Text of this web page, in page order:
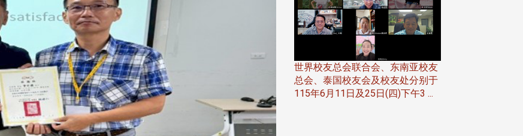
台中市校友会于115年6月24日
(三)举办拜会台中市政府活动。参
访团由母校战略所所长李大中、 ...
南加州校友会于115年6月27日(日)
在美国洛杉矶华侨文教服务中心
（洛侨文化中心）会议室召开115
世界校友总会联合会、东南亚校友
总会、泰国校友会及校友处分别于
115年6月11日及25日(四)下午3 ...